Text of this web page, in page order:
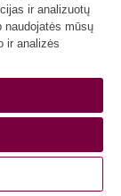
ir analizuotų
naudojatės mūsų
ir analizės